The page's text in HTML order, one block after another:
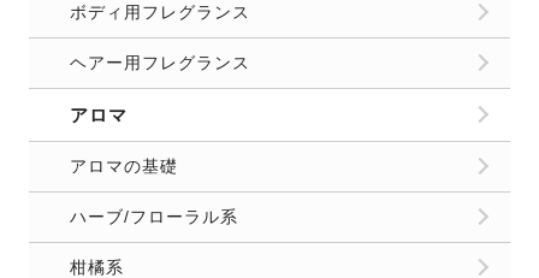
ボディ用フレグランス
ヘアー用フレグランス
アロマ
アロマの基礎
ハーブ/フローラル系
柑橘系